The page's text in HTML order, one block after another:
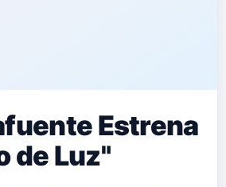
Estrena
de Luz"